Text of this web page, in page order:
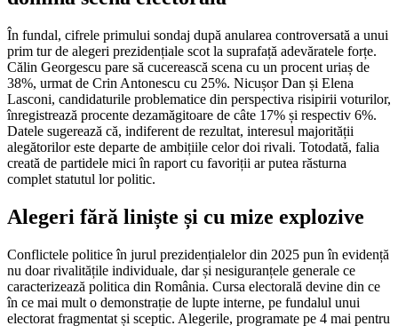
În fundal, cifrele primului sondaj după anularea controversată a unui
prim tur de alegeri prezidențiale scot la suprafață adevăratele forțe.
Călin Georgescu pare să cucerească scena cu un procent uriaș de
38%, urmat de Crin Antonescu cu 25%. Nicușor Dan și Elena
Lasconi, candidaturile problematice din perspectiva risipirii voturilor,
înregistrează procente dezamăgitoare de câte 17% și respectiv 6%.
Datele sugerează că, indiferent de rezultat, interesul majorității
alegătorilor este departe de ambițiile celor doi rivali. Totodată, falia
creată de partidele mici în raport cu favoriții ar putea răsturna
complet statutul lor politic.
Alegeri fără liniște și cu mize explozive
Conflictele politice în jurul prezidențialelor din 2025 pun în evidență
nu doar rivalitățile individuale, dar și nesiguranțele generale ce
caracterizează politica din România. Cursa electorală devine din ce
în ce mai mult o demonstrație de lupte interne, pe fundalul unui
electorat fragmentat și sceptic. Alegerile, programate pe 4 mai pentru